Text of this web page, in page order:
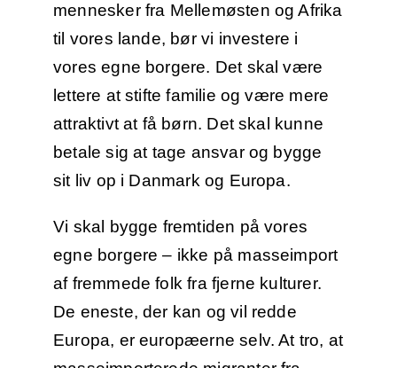
mennesker fra Mellemøsten og Afrika
til vores lande, bør vi investere i
vores egne borgere. Det skal være
lettere at stifte familie og være mere
attraktivt at få børn. Det skal kunne
betale sig at tage ansvar og bygge
sit liv op i Danmark og Europa.
Vi skal bygge fremtiden på vores
egne borgere – ikke på masseimport
af fremmede folk fra fjerne kulturer.
De eneste, der kan og vil redde
Europa, er europæerne selv. At tro, at